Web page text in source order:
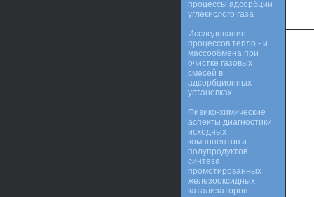
процессы адсорбции
углекислого газа
Исследование
процессов тепло - и
массообмена при
очистке газовых
смесей в
адсорбционных
установках
Физико-химические
аспекты диагностики
исходных
компонентов и
полупродуктов
синтеза
промотированных
железооксидных
катализаторов